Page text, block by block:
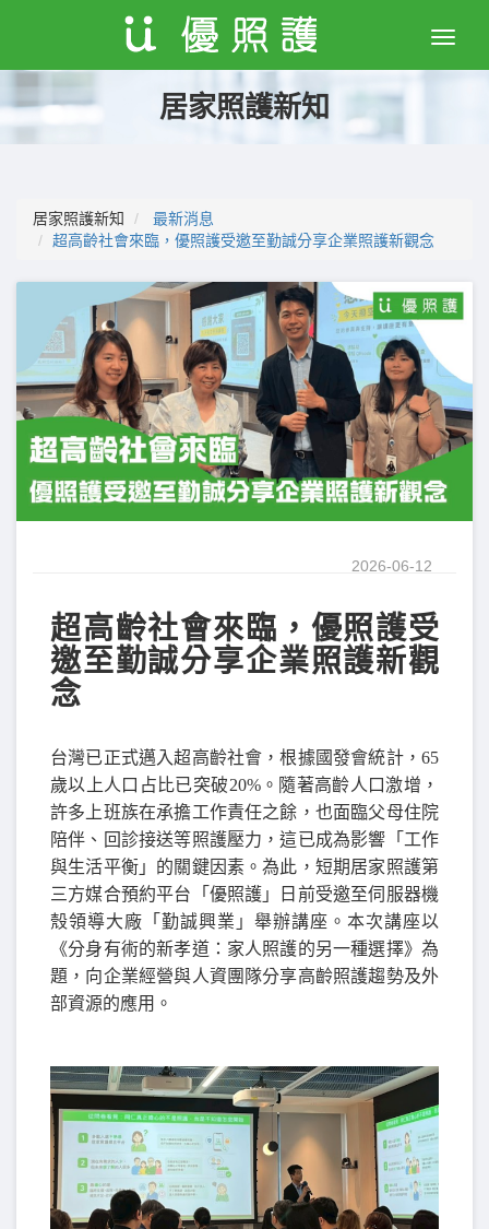
Toggle
居家照護新知
居家照護新知
最新消息
超高齡社會來臨，優照護受邀至勤誠分享企業照護新觀念
2026-06-12
超高齡社會來臨，優照護受
邀至勤誠分享企業照護新觀
念
台灣已正式邁入超高齡社會，根據國發會統計， 65
歲以上人口占比已突破20%。隨著高齡人口激增，
許多上班族在承擔工作責任之餘，也面臨父母住院
陪伴、回診接送等照護壓力，這已成為影響「工作
與生活平衡」的關鍵因素。為此，短期居家照護第
三方媒合預約平台「優照護」日前受邀至伺服器機
殼領導大廠「勤誠興業」舉辦講座。本次講座以
《分身有術的新孝道：家人照護的另一種選擇》為
題，向企業經營與人資團隊分享高齡照護趨勢及外
部資源的應用。